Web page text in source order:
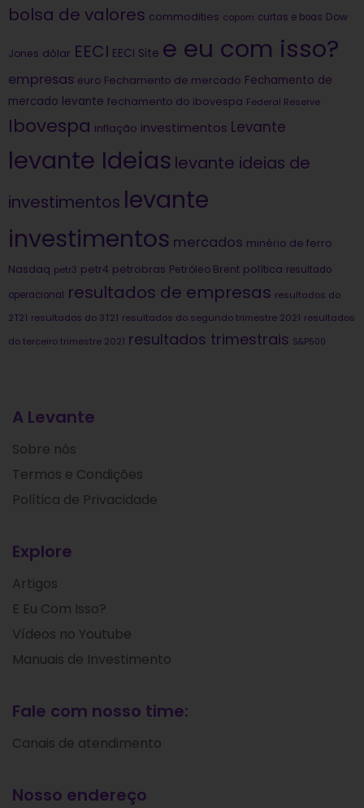
bolsa de valores commodities copom curtas e boas Dow
Jones dólar EECI EECI Site e eu com isso?
empresas euro Fechamento de mercado Fechamento de
mercado levante fechamento do ibovespa Federal Reserve
Ibovespa inflação investimentos Levante
levante Ideias levante ideias de
investimentos levante
investimentos mercados minério de ferro
Nasdaq petr3 petr4 petrobras Petróleo Brent política resultado
operacional resultados de empresas resultados do
2T21 resultados do 3T21 resultados do segundo trimestre 2021 resultados
do terceiro trimestre 2021 resultados trimestrais S&P500
A Levante
Sobre nós
Termos e Condições
Política de Privacidade
Explore
Artigos
E Eu Com Isso?
Vídeos no Youtube
Manuais de Investimento
Fale com nosso time:
Canais de atendimento
Nosso endereço